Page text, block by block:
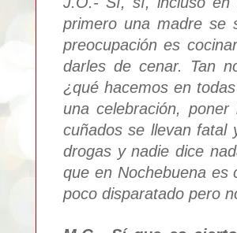
primero una madre se
preocupación es
darles de cenar. Tan
¿qué hacemos en
una celebración,
cuñados se llevan
drogas y nadie dice n
que en Nochebuena es
poco disparatado pero